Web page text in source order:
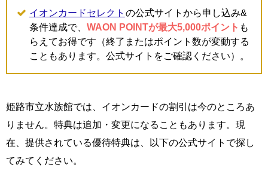
イオンカードセレクト の公式サイトから申し込み&
条件達成で、 WAON POINTが最大5,000ポイント も
らえてお得です（終了またはポイント数が変動する
こともあります。公式サイトをご確認ください）。
姫路市立水族館では、イオンカードの割引は今のところあ
りません。特典は追加・変更になることもあります。現
在、提供されている優待特典は、以下の公式サイトで探し
てみてください。